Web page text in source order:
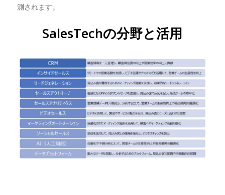
測されます。
SalesTechの分野と活用